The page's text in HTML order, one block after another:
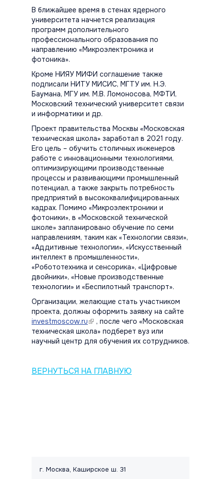
В ближайшее время в стенах ядерного
университета начнется реализация
программ дополнительного
профессионального образования по
направлению «Микроэлектроника и
фотоника».
Кроме НИЯУ МИФИ соглашение также
подписали НИТУ МИСИС, МГТУ им. Н.Э.
Баумана, МГУ им. М.В. Ломоносова, МФТИ,
Московский технический университет связи
и информатики и др.
Проект правительства Москвы «Московская
техническая школа» заработал в 2021 году.
Его цель – обучить столичных инженеров
работе с инновационными технологиями,
оптимизирующими производственные
процессы и развивающими промышленный
потенциал, а также закрыть потребность
предприятий в высококвалифицированных
кадрах. Помимо «Микроэлектроники и
фотоники», в «Московской технической
школе» запланировано обучение по семи
направлениям, таким как «Технологии связи»,
«Аддитивные технологии», «Искусственный
интеллект в промышленности»,
«Робототехника и сенсорика», «Цифровые
двойники», «Новые производственные
технологии» и «Беспилотный транспорт».
Организации, желающие стать участником
проекта, должны оформить заявку на сайте
investmoscow.ru(link is external)
, после чего «Московская
техническая школа» подберет вуз или
научный центр для обучения их сотрудников.
ВЕРНУТЬСЯ НА ГЛАВНУЮ
г. Москва, Каширское ш. 31